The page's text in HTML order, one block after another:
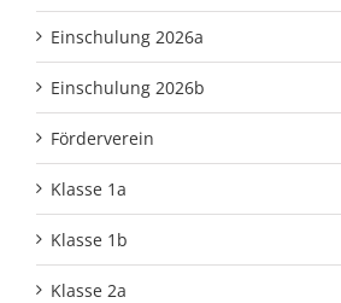
Einschulung 2026a
Einschulung 2026b
Förderverein
Klasse 1a
Klasse 1b
Klasse 2a